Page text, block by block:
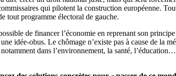
qui pilotent la construction européenne.
tout programme électoral de gauche.
de financer l’économie en reprenant son
idée-obus. Le chômage n’existe pas à cause de la
dans l’environnement, la santé,